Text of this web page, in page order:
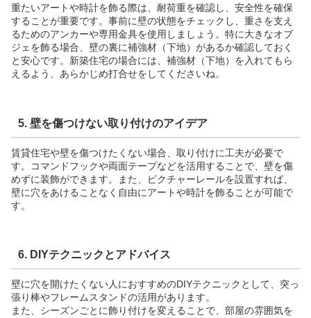
重たいアートや時計を飾る際は、耐荷重を確認し、安全性を確保
することが重要です。事前に壁の状態をチェックし、重さを支え
るためのアンカーや専用金具を使用しましょう。特に大きなオブ
ジェを飾る場合、壁の裏に補強材（下地）があるか確認しておく
と安心です。新築住宅の場合には、補強材（下地）を入れてもら
えるよう、あらかじめ打合せをしてくださいね。
5. 壁を傷つけない取り付けのアイデア
賃貸住宅や壁を傷つけたくない場合、取り付けに工夫が必要で
す。コマンドフックや両面テープなどを活用することで、壁を傷
めずに装飾ができます。また、ピクチャーレールを設置すれば、
壁に穴をあけることなく自由にアートや時計を飾ることが可能で
す。
6. DIYテクニックとアドバイス
壁に穴を開けたくない人におすすめのDIYテクニックとして、突っ
張り棒やフレームスタンドの活用があります。
また、シーズンごとに飾り付けを変えることで、部屋の雰囲気を